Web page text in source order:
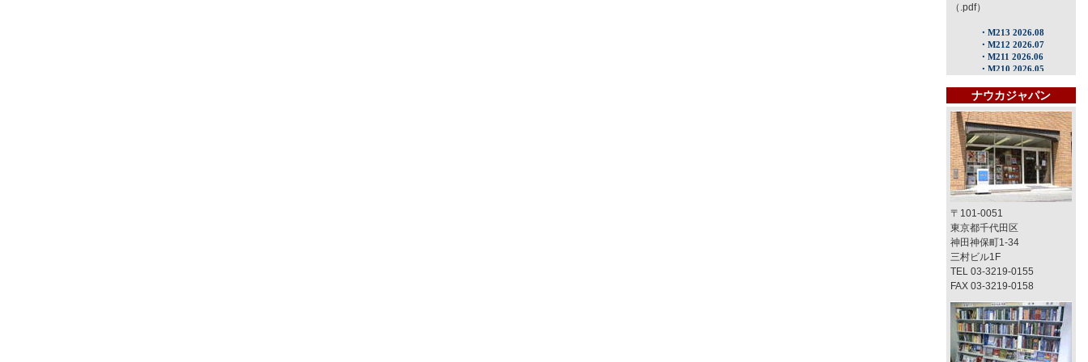
（.pdf）
ナウカジャパン
〒101-0051
東京都千代田区
神田神保町1-34
三村ビル1F
TEL 03-3219-0155
FAX 03-3219-0158